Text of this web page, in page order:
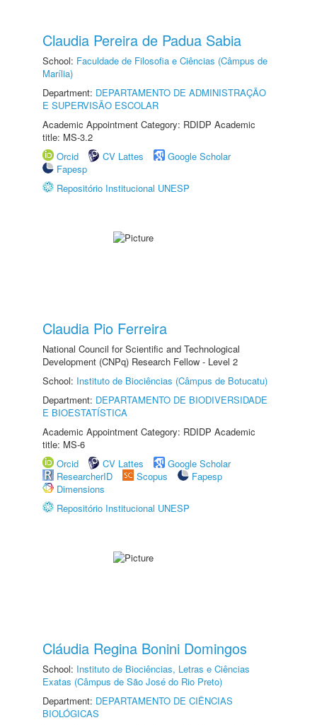
Claudia Pereira de Padua Sabia
School: Faculdade de Filosofia e Ciências (Câmpus de
Marília)
Department: DEPARTAMENTO DE ADMINISTRAÇÃO
E SUPERVISÃO ESCOLAR
Academic Appointment Category: RDIDP Academic
title: MS-3.2
Orcid
CV Lattes
Google Scholar
Fapesp
Repositório Institucional UNESP
Claudia Pio Ferreira
National Council for Scientific and Technological
Development (CNPq) Research Fellow - Level 2
School: Instituto de Biociências (Câmpus de Botucatu)
Department: DEPARTAMENTO DE BIODIVERSIDADE
E BIOESTATÍSTICA
Academic Appointment Category: RDIDP Academic
title: MS-6
Orcid
CV Lattes
Google Scholar
ResearcherID
Scopus
Fapesp
Dimensions
Repositório Institucional UNESP
Cláudia Regina Bonini Domingos
School: Instituto de Biociências, Letras e Ciências
Exatas (Câmpus de São José do Rio Preto)
Department: DEPARTAMENTO DE CIÊNCIAS
BIOLÓGICAS